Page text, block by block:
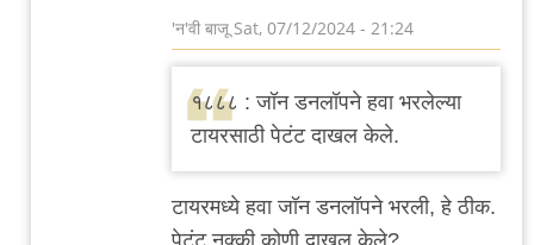
'न'वी बाजू Sat, 07/12/2024 - 21:24
In
reply
to
वाक्यरचना…
by
१८८८ : जॉन डनलॉपने हवा भरलेल्या
टायरसाठी पेटंट दाखल केले.
टायरमध्ये हवा जॉन डनलॉपने भरली, हे ठीक.
पेटंट नक्की कोणी दाखल केले?